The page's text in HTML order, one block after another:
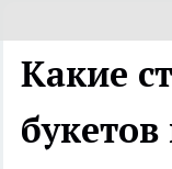
Какие
букетов